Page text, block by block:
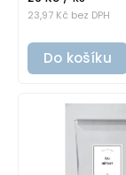
23,97 Kč bez DPH
Do košíku